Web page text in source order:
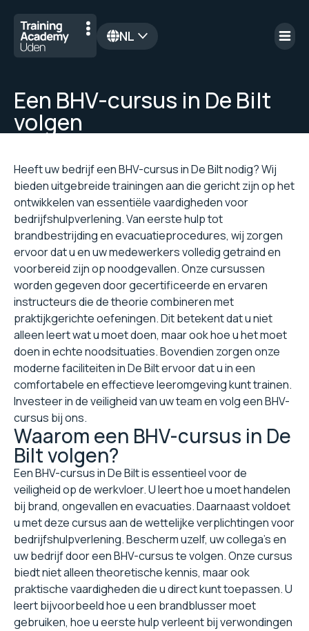
NL
Een BHV-cursus in De Bilt
volgen
Heeft uw bedrijf een BHV-cursus in De Bilt nodig? Wij
bieden uitgebreide trainingen aan die gericht zijn op het
ontwikkelen van essentiële vaardigheden voor
bedrijfshulpverlening. Van eerste hulp tot
brandbestrijding en evacuatieprocedures, wij zorgen
ervoor dat u en uw medewerkers volledig getraind en
voorbereid zijn op noodgevallen. Onze cursussen
worden gegeven door gecertificeerde en ervaren
instructeurs die de theorie combineren met
praktijkgerichte oefeningen. Dit betekent dat u niet
alleen leert wat u moet doen, maar ook hoe u het moet
doen in echte noodsituaties. Bovendien zorgen onze
moderne faciliteiten in De Bilt ervoor dat u in een
comfortabele en effectieve leeromgeving kunt trainen.
Investeer in de veiligheid van uw team en volg een BHV-
cursus bij ons.
Waarom een BHV-cursus in De
Bilt volgen?
Een BHV-cursus in De Bilt is essentieel voor de
veiligheid op de werkvloer. U leert hoe u moet handelen
bij brand, ongevallen en evacuaties. Daarnaast voldoet
u met deze cursus aan de wettelijke verplichtingen voor
bedrijfshulpverlening. Bescherm uzelf, uw collega's en
uw bedrijf door een BHV-cursus te volgen. Onze cursus
biedt niet alleen theoretische kennis, maar ook
praktische vaardigheden die u direct kunt toepassen. U
leert bijvoorbeeld hoe u een brandblusser moet
gebruiken, hoe u eerste hulp verleent bij verwondingen